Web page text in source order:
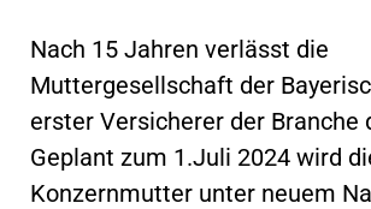
Nach 15 Jahren verlässt die
Muttergesellschaft der
erster Versicherer der Branche
Geplant zum 1.Juli 2024 wird
Konzernmutter unter neuem